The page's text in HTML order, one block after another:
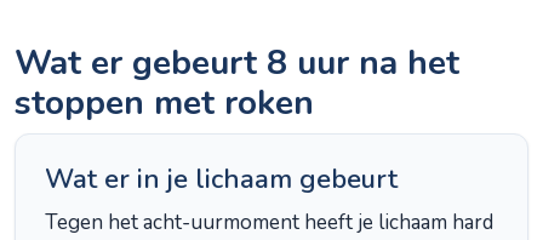
Wat er gebeurt 8 uur na het
stoppen met roken
Wat er in je lichaam gebeurt
Tegen het acht-uurmoment heeft je lichaam hard